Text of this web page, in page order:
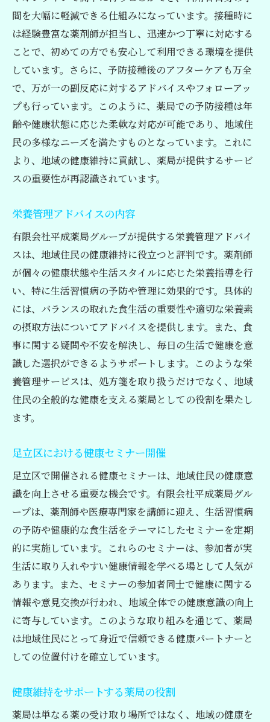
間を大幅に軽減できる仕組みになっています。接種時に
は経験豊富な薬剤師が担当し、迅速かつ丁寧に対応する
ことで、初めての方でも安心して利用できる環境を提供
しています。さらに、予防接種後のアフターケアも万全
で、万が一の副反応に対するアドバイスやフォローアッ
プも行っています。このように、薬局での予防接種は年
齢や健康状態に応じた柔軟な対応が可能であり、地域住
民の多様なニーズを満たすものとなっています。これに
より、地域の健康維持に貢献し、薬局が提供するサービ
スの重要性が再認識されています。
栄養管理アドバイスの内容
有限会社平成薬局グループが提供する栄養管理アドバイ
スは、地域住民の健康維持に役立つと評判です。薬剤師
が個々の健康状態や生活スタイルに応じた栄養指導を行
い、特に生活習慣病の予防や管理に効果的です。具体的
には、バランスの取れた食生活の重要性や適切な栄養素
の摂取方法についてアドバイスを提供します。また、食
事に関する疑問や不安を解決し、毎日の生活で健康を意
識した選択ができるようサポートします。このような栄
養管理サービスは、処方箋を取り扱うだけでなく、地域
住民の全般的な健康を支える薬局としての役割を果たし
ます。
足立区における健康セミナー開催
足立区で開催される健康セミナーは、地域住民の健康意
識を向上させる重要な機会です。有限会社平成薬局グル
ープは、薬剤師や医療専門家を講師に迎え、生活習慣病
の予防や健康的な食生活をテーマにしたセミナーを定期
的に実施しています。これらのセミナーは、参加者が実
生活に取り入れやすい健康情報を学べる場として人気が
あります。また、セミナーの参加者同士で健康に関する
情報や意見交換が行われ、地域全体での健康意識の向上
に寄与しています。このような取り組みを通じて、薬局
は地域住民にとって身近で信頼できる健康パートナーと
しての位置付けを確立しています。
健康維持をサポートする薬局の役割
薬局は単なる薬の受け取り場所ではなく、地域の健康を